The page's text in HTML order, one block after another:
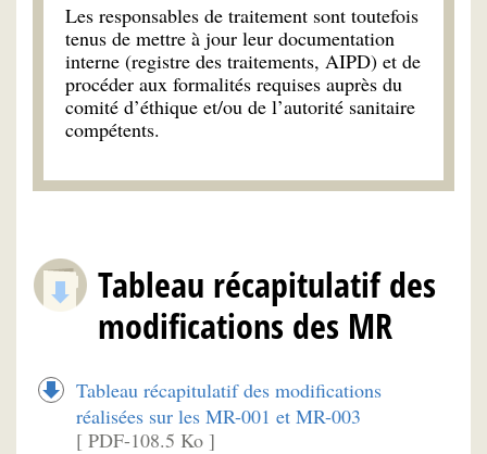
Les responsables de traitement sont toutefois
tenus de mettre à jour leur documentation
interne (registre des traitements, AIPD) et de
procéder aux formalités requises auprès du
comité d’éthique et/ou de l’autorité sanitaire
compétents.
Tableau récapitulatif des
modifications des MR
Tableau récapitulatif des modifications
réalisées sur les MR-001 et MR-003
[ PDF-108.5 Ko ]